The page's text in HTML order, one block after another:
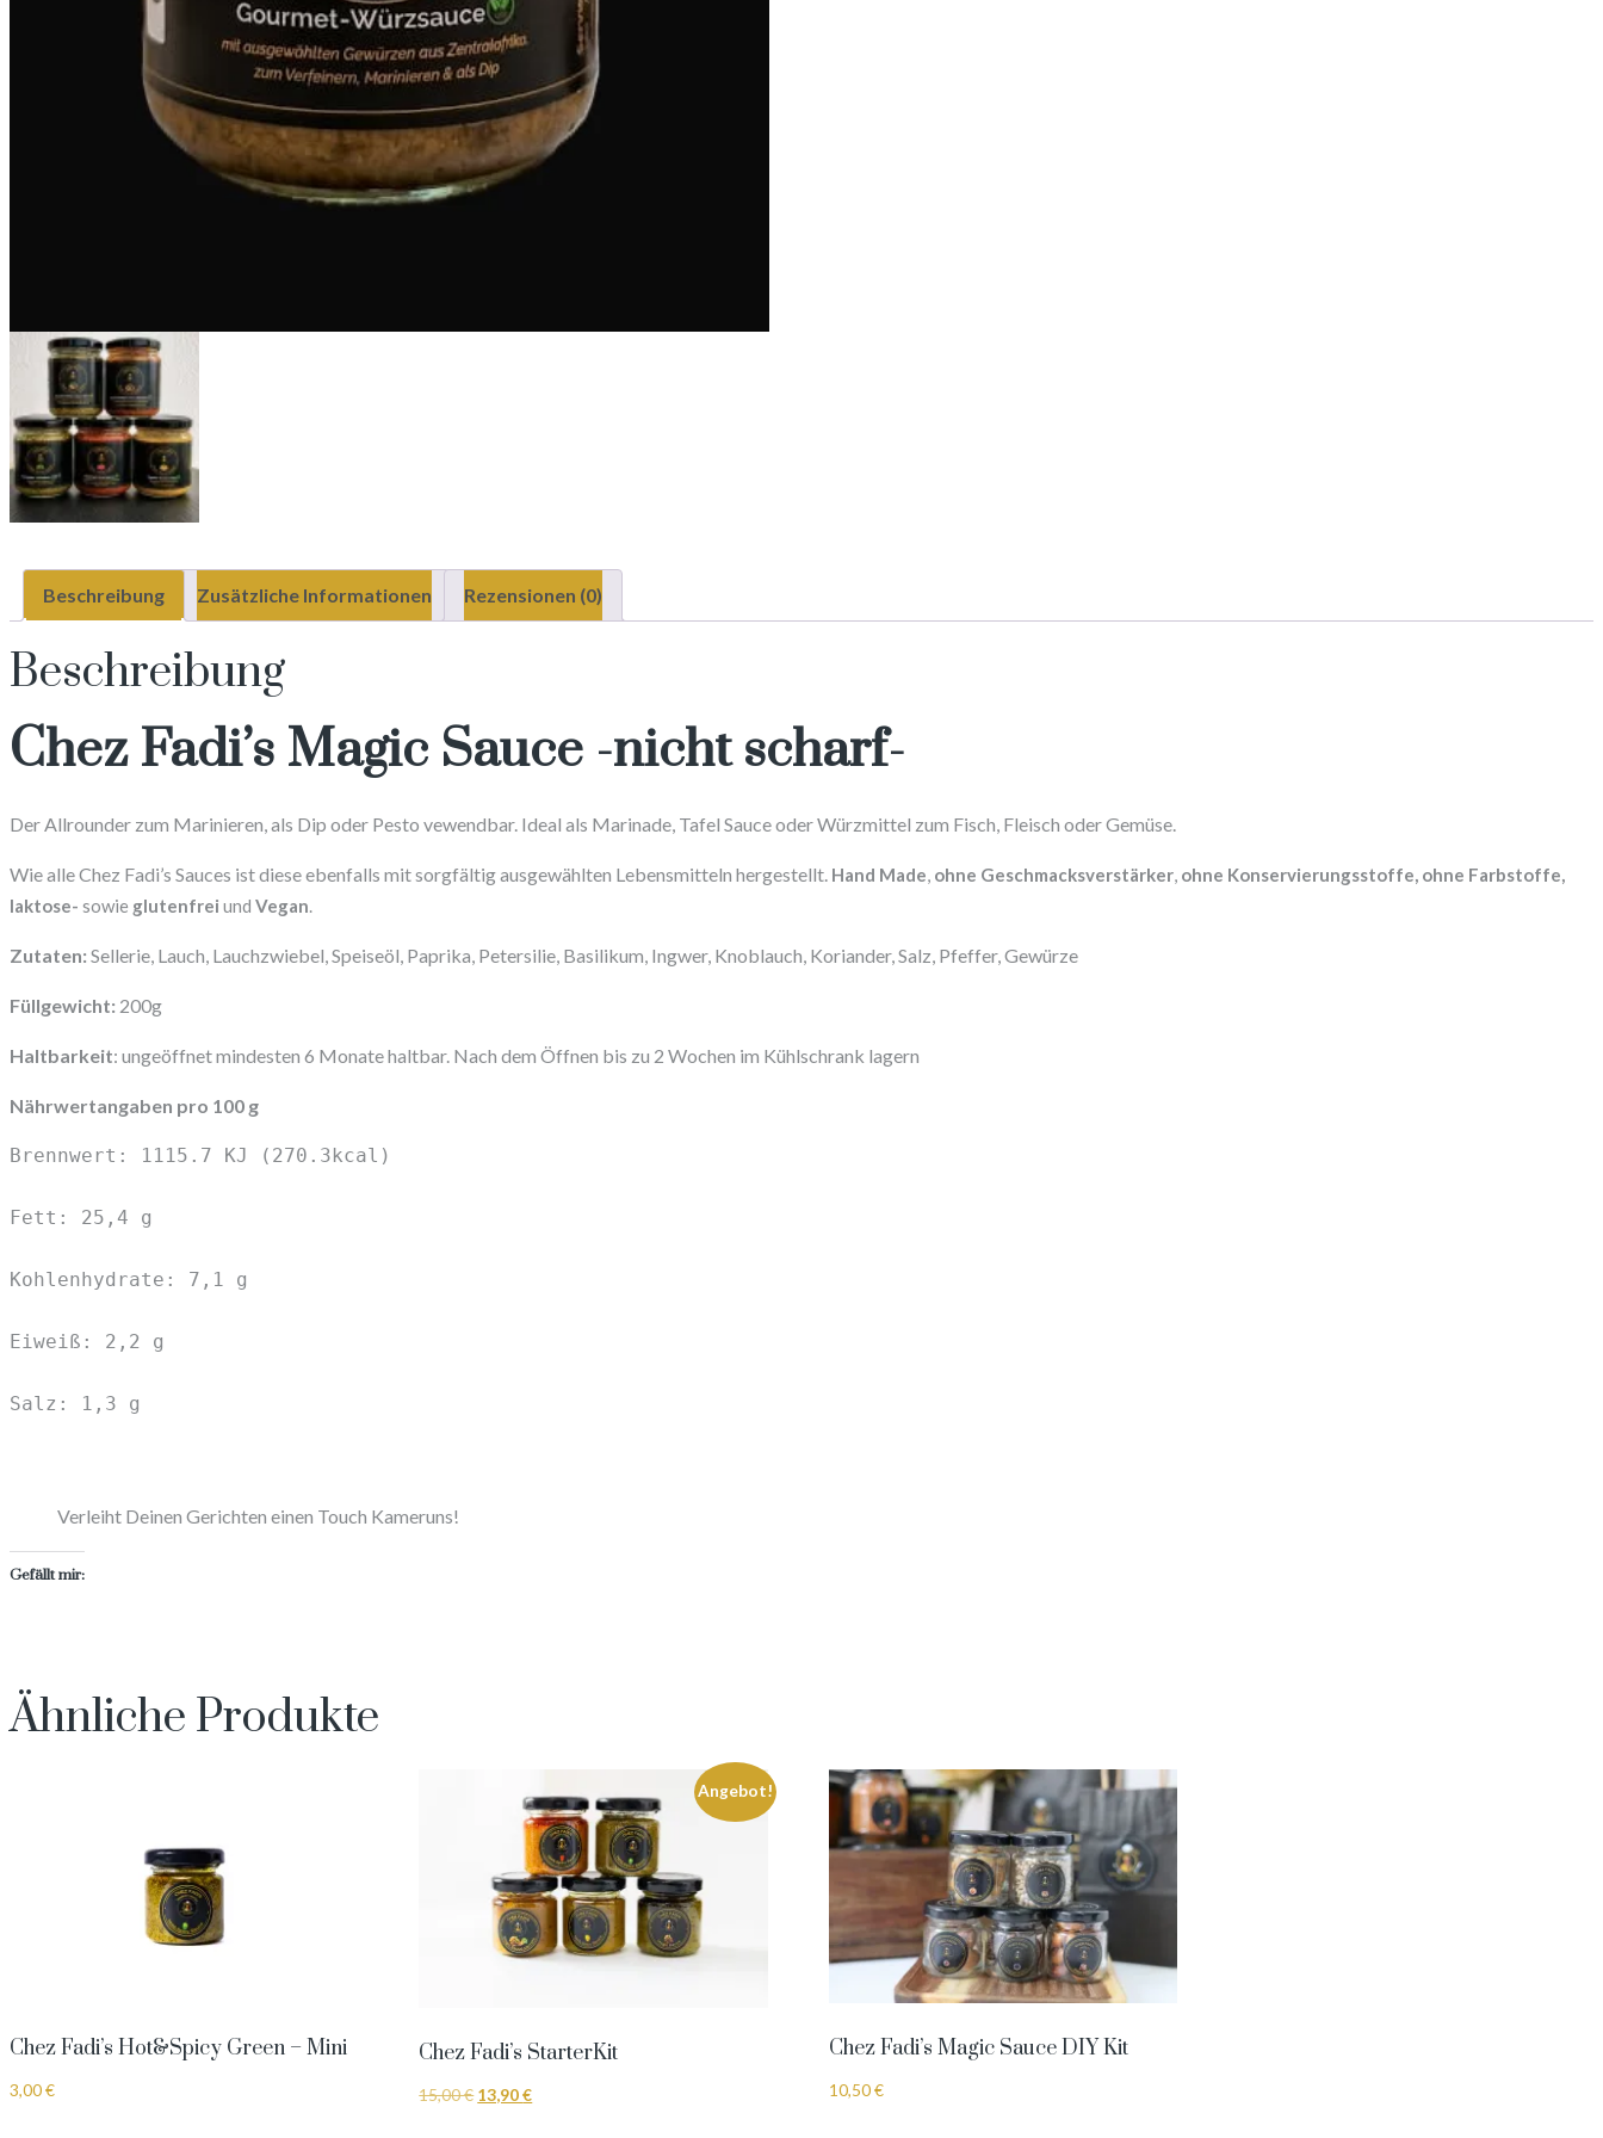
Beschreibung Zusätzliche Informationen Rezensionen (0)
Beschreibung
Chez Fadi’s Magic Sauce -nicht scharf-
Der Allrounder zum Marinieren, als Dip oder Pesto vewendbar. Ideal als Marinade, Tafel Sauce oder Würzmittel zum Fisch, Fleisch oder Gemüse.
Wie alle Chez Fadi’s Sauces ist diese ebenfalls mit sorgfältig ausgewählten Lebensmitteln hergestellt. Hand Made, ohne Geschmacksverstärker, ohne Konservierungsstoffe, ohne Farbstoffe,
laktose- sowie glutenfrei und Vegan.
Zutaten: Sellerie, Lauch, Lauchzwiebel, Speiseöl, Paprika, Petersilie, Basilikum, Ingwer, Knoblauch, Koriander, Salz, Pfeffer, Gewürze
Füllgewicht: 200g
Haltbarkeit: ungeöffnet mindesten 6 Monate haltbar. Nach dem Öffnen bis zu 2 Wochen im Kühlschrank lagern
Nährwertangaben pro 100 g
Brennwert: 1115.7 KJ (270.3kcal)
Fett: 25,4 g
Kohlenhydrate: 7,1 g
Eiweiß: 2,2 g
Salz: 1,3 g
Verleiht Deinen Gerichten einen Touch Kameruns!
Gefällt mir:
Ähnliche Produkte
Chez Fadi’s Hot&Spicy Green – Mini
3,00€
Angebot!
Chez Fadi’s StarterKit
15,00€ Ursprünglicher
13,90€Aktueller
Chez Fadi’s Magic Sauce DIY Kit
10,50€